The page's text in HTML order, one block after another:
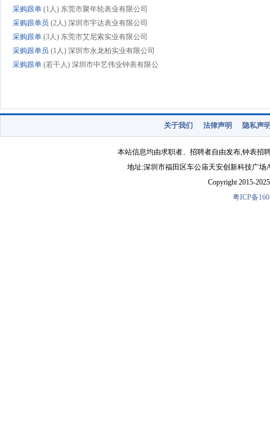
采购跟单 (1人) 东莞市聚年轮表业有限公司
采购跟单员 (2人) 深圳市宇达表业有限公司
采购跟单 (3人) 东莞市艾尼索实业有限公司
采购跟单员 (1人) 深圳市永龙柏实业有限公司
采购跟单 (若干人) 深圳市中艺伟业钟表有限公
关于我们 法律声明 隐私声
本站信息均由求职者、招聘者自由发布,钟表招
地址:深圳市福田区车公庙天安创新科技广场
Copyright 2015-
粤ICP备